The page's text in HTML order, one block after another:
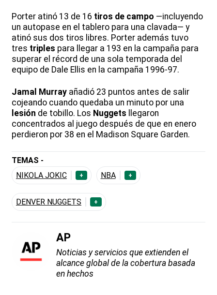
Porter atinó 13 de 16 tiros de campo —incluyendo
un autopase en el tablero para una clavada— y
atinó sus dos tiros libres. Porter además tuvo
tres triples para llegar a 193 en la campaña para
superar el récord de una sola temporada del
equipo de Dale Ellis en la campaña 1996-97.
Jamal Murray añadió 23 puntos antes de salir
cojeando cuando quedaba un minuto por una
lesión de tobillo. Los Nuggets llegaron
concentrados al juego después de que en enero
perdieron por 38 en el Madison Square Garden.
TEMAS -
NIKOLA JOKIC
+ NBA +
DENVER NUGGETS +
AP
Noticias y servicios que extienden el
alcance global de la cobertura basada
en hechos